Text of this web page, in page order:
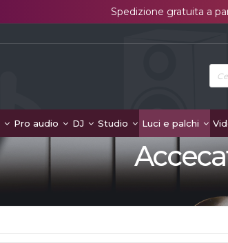
Spedizione gratuita a
Pro audio DJ Studio Luci e palchi